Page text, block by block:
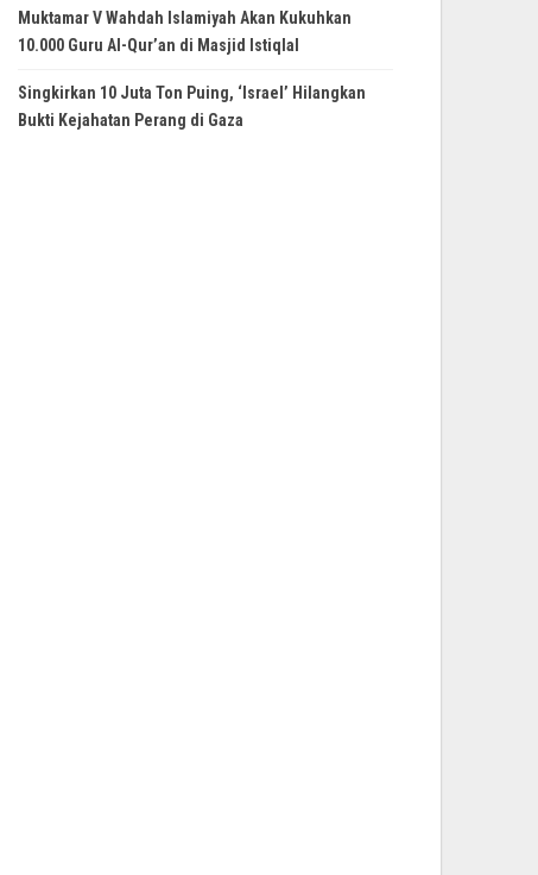
Muktamar V Wahdah Islamiyah Akan Kukuhkan
10.000 Guru Al-Qur’an di Masjid Istiqlal
Singkirkan 10 Juta Ton Puing, ‘Israel’ Hilangkan
Bukti Kejahatan Perang di Gaza